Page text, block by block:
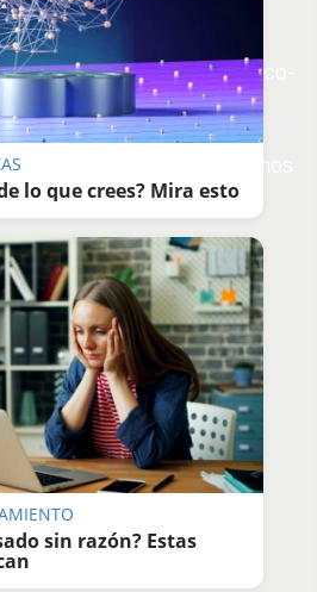
Javier Manrique
ucranio y CEO de
el arquitecto y urbanista, co-
Santisteban;Paco
Abraham
entre otros muchos
lo que crees? Mira esto
sin razón? Estas